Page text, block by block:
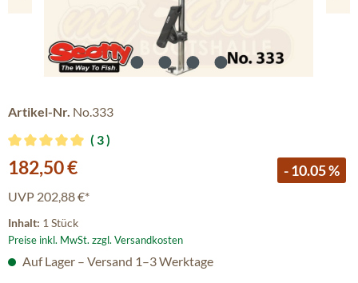
Artikel-Nr. No.333
Durchschnittliche Bewertung von 5 von 5 Sternen
3
Verkaufspreis:
182,50 € - 10.05 %
UVP 202,88 €*
Inhalt: 1 Stück
Preise inkl. MwSt. zzgl. Versandkosten
Auf Lager – Versand 1–3 Werktage